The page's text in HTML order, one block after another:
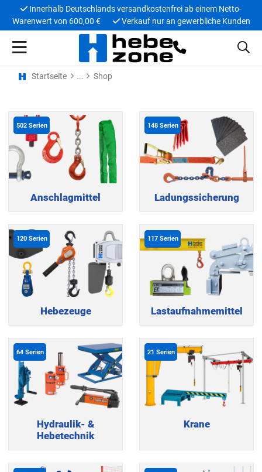
Innerhalb Deutschlands versandkostenfrei ab einem Netto-
Warenwert von 600,00 €
Verkauf nur an gewerbliche Kunden
Startseite Shop
502 Serien
Anschlagmittel
148 Serien
Ladungssicherung
120 Serien
Hebezeuge
117 Serien
Lastaufnahmemittel
64 Serien
Hydraulik- &
Hebetechnik
21 Serien
Krane